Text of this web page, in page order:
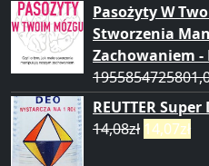
Pasożyty W
Stworzenia
Zachowaniem
REUTTER
14,08zł 14,07zł